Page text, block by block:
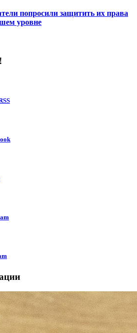
попросили защитить их права
уровне